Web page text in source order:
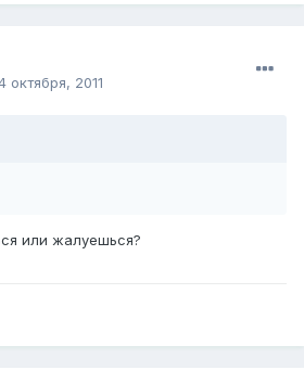
октября, 2011
или жалуешься?